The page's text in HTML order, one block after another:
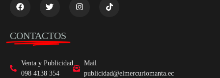
CONTACTOS
Venta y Publicidad
098 4138 354
Mail
publicidad@elmercuriomanta.ec